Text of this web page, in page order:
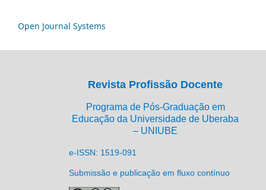
Open Journal Systems
Revista Profissão Docente
Programa de Pós-Graduação em
Educação da Universidade de Uberaba
– UNIUBE
e-ISSN: 1519-091
Submissão e publicação em fluxo contínuo